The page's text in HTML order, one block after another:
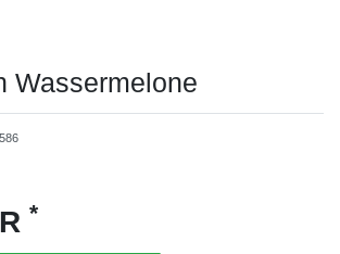
Wassermelone
*